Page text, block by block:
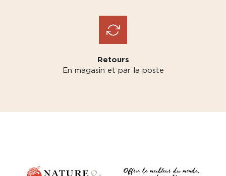
Retours
En magasin et par la poste